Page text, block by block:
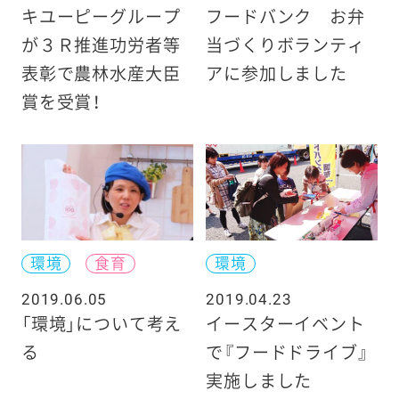
キユーピーグループ
が３Ｒ推進功労者等
表彰で農林水産大臣
賞を受賞！
フードバンク お弁
当づくりボランティ
アに参加しました
環境
食育
2019.06.05
「環境」について考え
る
環境
2019.04.23
イースターイベント
で『フードドライブ』
実施しました